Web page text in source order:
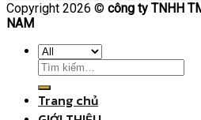
Copyright 2026 © công ty TNHH
NAM
Trang chủ